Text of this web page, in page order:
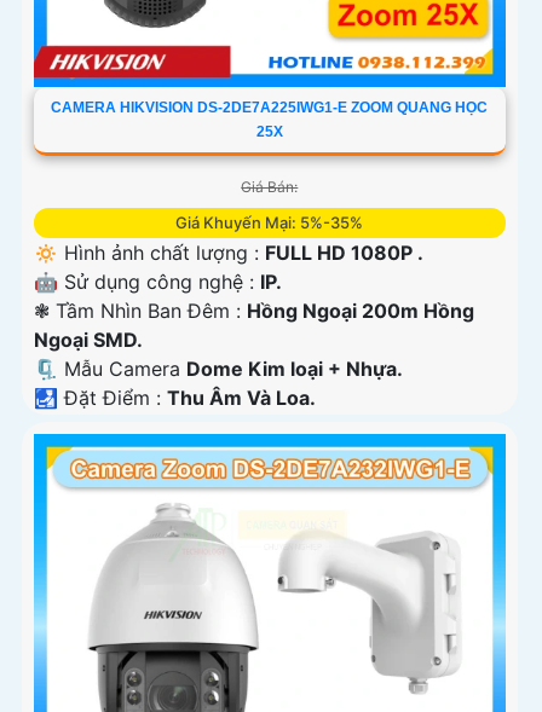
CAMERA HIKVISION DS-2DE7A225IWG1-E ZOOM QUANG HỌC
25X
Giá Bán:
Giá Khuyến Mại: 5%-35%
🔅 Hình ảnh chất lượng : FULL HD 1080P .
🤖️ Sử dụng công nghệ : IP.
❃ Tầm Nhìn Ban Đêm : Hồng Ngoại 200m Hồng
Ngoại SMD.
🗜️ Mẫu Camera Dome Kim loại + Nhựa.
️🛃 Đặt Điểm : Thu Âm Và Loa.